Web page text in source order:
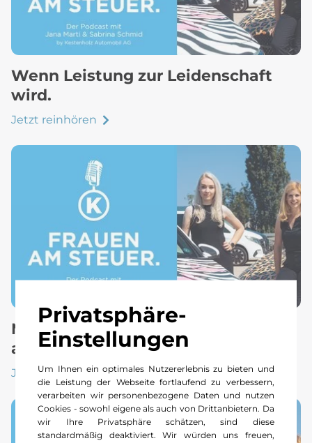
Privatsphäre-
Einstellungen
Um Ihnen ein optimales Nutzererlebnis zu bieten und
die Leistung der Webseite fortlaufend zu verbessern,
verarbeiten wir personenbezogene Daten und nutzen
Cookies - sowohl eigene als auch von Drittanbietern. Da
wir Ihre Privatsphäre schätzen, sind diese
standardmäßig deaktiviert. Wir würden uns freuen,
Wenn Leistung zur Leidenschaft
wird.
Jetzt reinhören
Mehr als nur "Grüezi" – der Alltag
am Empfang.
Jetzt reinhören